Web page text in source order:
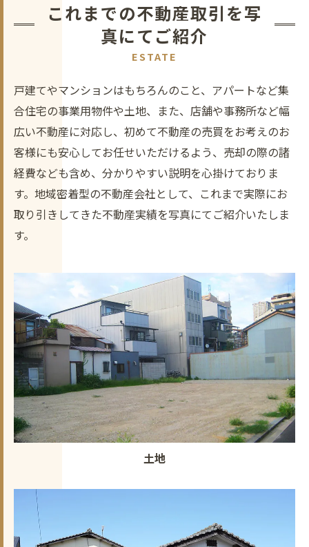
これまでの不動産取引を写
真にてご紹介
ESTATE
戸建てやマンションはもちろんのこと、アパートなど集
合住宅の事業用物件や土地、また、店舗や事務所など幅
広い不動産に対応し、初めて不動産の売買をお考えのお
客様にも安心してお任せいただけるよう、売却の際の諸
経費なども含め、分かりやすい説明を心掛けておりま
す。地域密着型の不動産会社として、これまで実際にお
取り引きしてきた不動産実績を写真にてご紹介いたしま
す。
土地